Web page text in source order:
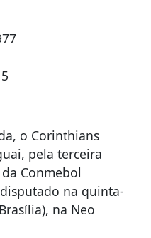
o Corinthians
pela terceira
Conmebol
na quinta-
na Neo